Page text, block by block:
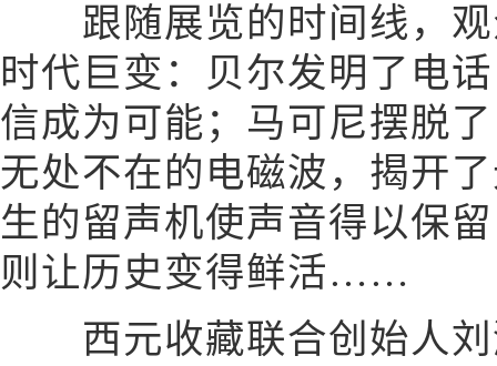
跟随展览的时间线，观
时代巨变：贝尔发明了电
信成为可能；马可尼摆脱
无处不在的电磁波，揭开
生的留声机使声音得以保
则让历史变得鲜活……
西元收藏联合创始人刘